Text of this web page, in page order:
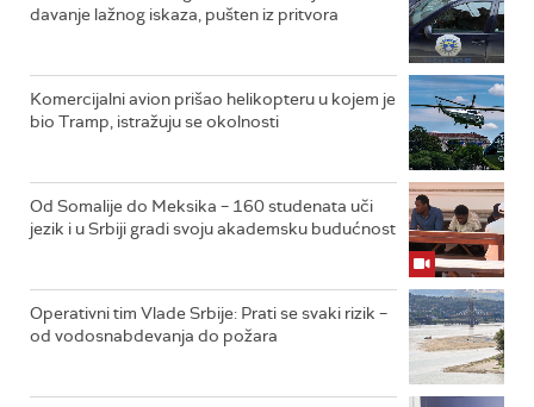
davanje lažnog iskaza, pušten iz pritvora
Komercijalni avion prišao helikopteru u kojem je
bio Tramp, istražuju se okolnosti
Od Somalije do Meksika – 160 studenata uči
jezik i u Srbiji gradi svoju akademsku budućnost
Operativni tim Vlade Srbije: Prati se svaki rizik –
od vodosnabdevanja do požara